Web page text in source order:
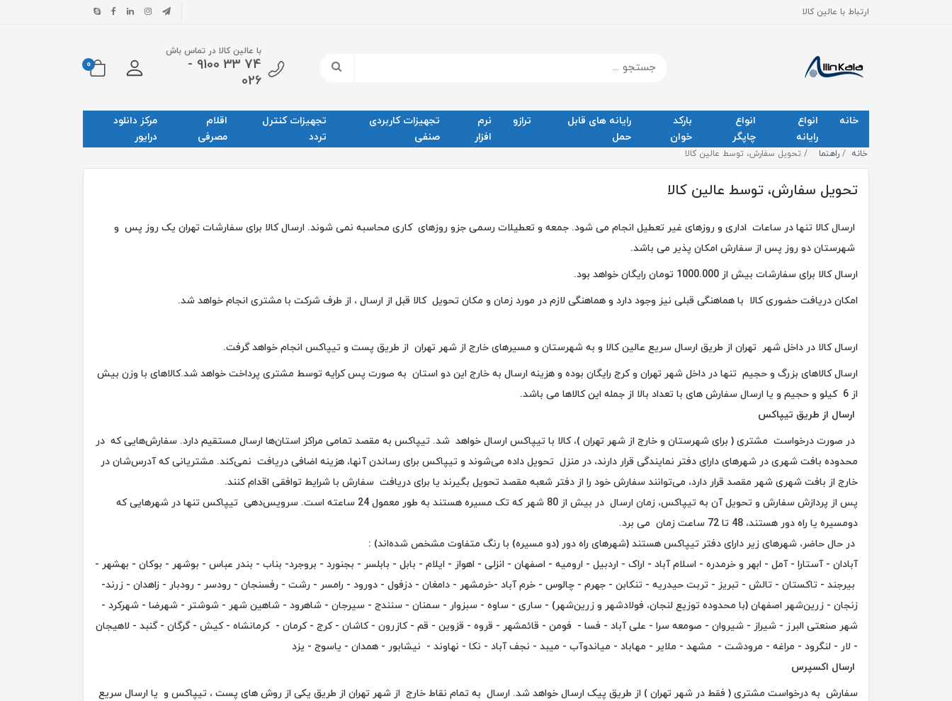
ارتباط با عالین کالا
با عالین کالا در تماس باش
74 33 9100 -
026
0
خانه
انواع
رایانه
انواع
چاپگر
بارکد
خوان
رایانه های قابل
حمل
ترازو
نرم
افزار
تجهیزات کاربردی
صنفی
تجهیزات کنترل
تردد
اقلام
مصرفی
مرکز دانلود
درایور
خانه راهنما تحویل سفارش، توسط عالین کالا
تحویل سفارش، توسط عالین کالا
ارسال کالا تنها در ساعات اداری و روزهای غیر تعطیل انجام می شود. جمعه و تعطیلات رسمی جزو روزهای کاری محاسبه نمی شوند. ارسال کالا برای سفارشات تهران یک روز پس و
شهرستان دو روز پس از سفارش امکان پذیر می باشد.
ارسال کالا برای سفارشات بیش از 1000.000 تومان رایگان خواهد بود.
امکان دریافت حضوری کالا با هماهنگی قبلی نیز وجود دارد و هماهنگی لازم در مورد زمان و مکان تحویل کالا قبل از ارسال ، از طرف شرکت با مشتری انجام خواهد شد.
ارسال کالا در داخل شهر تهران از طریق ارسال سریع عالین کالا و به شهرستان و مسیرهای خارج از شهر تهران از طریق پست و تیپاکس انجام خواهد گرفت.
ارسال کالاهای بزرگ و حجیم تنها در داخل شهر تهران و کرج رایگان بوده و هزینه ارسال به خارج این دو استان به صورت پس کرایه توسط مشتری پرداخت خواهد شد.کالاهای با وزن بیش
از 6 کیلو و حجیم و یا ارسال سفارش های با تعداد بالا از جمله این کالاها می باشد.
ارسال از طریق تیپاکس
در صورت درخواست مشتری ( برای شهرستان و خارج از شهر تهران )، کالا با تیپاکس ارسال خواهد شد. تیپاکس به مقصد تمامی مراکز استان‌ها ارسال مستقیم دارد. سفارش‌هایی که در
محدوده بافت شهری در شهرهای دارای دفتر نمایندگی قرار دارند، در منزل تحویل داده می‌شوند و تیپاکس برای رساندن آنها، هزینه اضافی دریافت نمی‌کند. مشتریانی که آدرس‌شان در
خارج از بافت شهری شهر مقصد قرار دارد، می‌توانند سفارش خود را از دفتر شعبه مقصد تحویل بگیرند یا برای دریافت سفارش با شرایط توافقی اقدام کنند.
پس از پردازش سفارش و تحویل آن به تیپاکس، زمان ارسال در بیش از 80 شهر که تک مسیره هستند به طور معمول 24 ساعته است. سرویس‌دهی تیپاکس تنها در شهرهایی که
دومسیره یا راه دور هستند، 48 تا 72 ساعت زمان می برد.
در حال حاضر، شهرهای زیر دارای دفتر تیپاکس هستند (شهرهای راه دور (دو مسیره) با رنگ متفاوت مشخص شده‌اند) :
آبادان - آستارا - آمل - ابهر و خرمدره - اسلام آباد - اراک - اردبیل - ارومیه - اصفهان - انزلی - اهواز - ایلام - بابل - بابلسر - بجنورد - بروجرد- بناب - بندر عباس - بوشهر - بوکان - بهشهر -
بیرجند - تاکستان - تالش - تبریز - تربت حیدریه - تنکابن - جهرم - چالوس - خرم آباد -خرمشهر - دامغان - دزفول - دورود - رامسر - رشت - رفسنجان - رودسر - رودبار - زاهدان - زرند-
زنجان - زرین‌شهر اصفهان (با محدوده توزیع لنجان، فولادشهر و زرین‌شهر) - ساری - ساوه - سبزوار - سمنان - سنندج - سیرجان - شاهرود - شاهین شهر - شوشتر - شهرضا - شهرکرد -
شهر صنعتی البرز - شیراز - شیروان - صومعه سرا - علی آباد - فسا - فومن - قائمشهر - قروه - قزوین - قم - کازرون - کاشان - کرج - کرمان - کرمانشاه - کیش - گرگان - گنبد - لاهیجان
- لار - لنگرود - مراغه - مرودشت - مشهد - ملایر - مهاباد - میاندوآب - میبد - نجف آباد - نکا - نهاوند - نیشابور - همدان - یاسوج - یزد
ارسال اکسپرس
سفارش به درخواست مشتری ( فقط در شهر تهران ) از طریق پیک ارسال خواهد شد. ارسال به تمام نقاط خارج از شهر تهران از طریق یکی از روش های پست ، تیپاکس و یا ارسال سریع